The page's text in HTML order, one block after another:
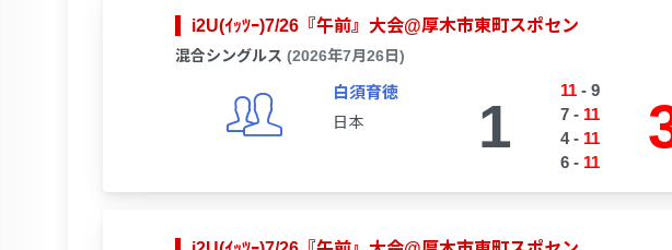
i2U(ｲｯﾂｰ)7/26『午前』大会@厚木市東町スポセン
混合シングルス (2026年7月26日)
白須育徳
日本 1
11- 9
7- 11
4- 11
6- 11